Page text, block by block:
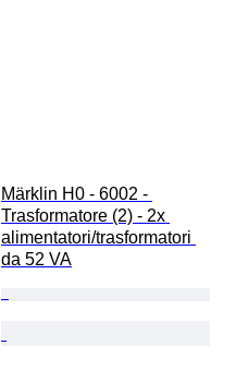
Märklin H0 - 6002 -
Trasformatore (2) - 2x
alimentatori/trasformatori
da 52 VA